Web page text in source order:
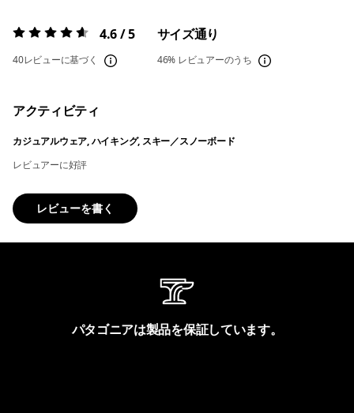
評価:4.6 / 5 4.6 / 5
40レビューに基づく
サイズ通り
46% レビュアーのうち
アクティビティ
カジュアルウェア, ハイキング, スキー／スノーボード
レビュアーに好評
レビューを書く
パタゴニアは製品を保証しています。